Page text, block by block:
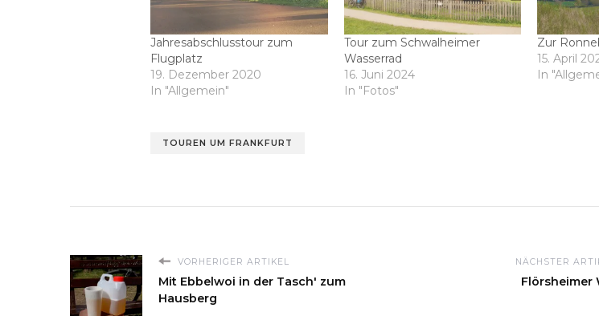
Jahresabschlusstour zum
Flugplatz
19. Dezember 2020
In "Allgemein"
Tour zum Schwalheimer
Wasserrad
16. Juni 2024
In "Fotos"
Zur
15. April
In
TOUREN UM FRANKFURT
VORHERIGER ARTIKEL
Mit Ebbelwoi in der Tasch' zum
Hausberg
NÄCHSTER
Flörsheimer